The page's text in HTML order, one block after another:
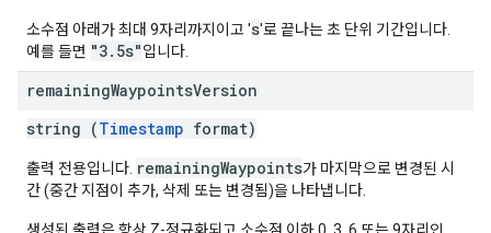
소수점 아래가 최대 9자리까지이고 's'로 끝나는 초 단위 기간입니다.
예를 들면 "3.5s"입니다.
remainingWaypointsVersion
string (Timestamp format)
출력 전용입니다. remainingWaypoints가 마지막으로 변경된 시
간 (중간 지점이 추가, 삭제 또는 변경됨)을 나타냅니다.